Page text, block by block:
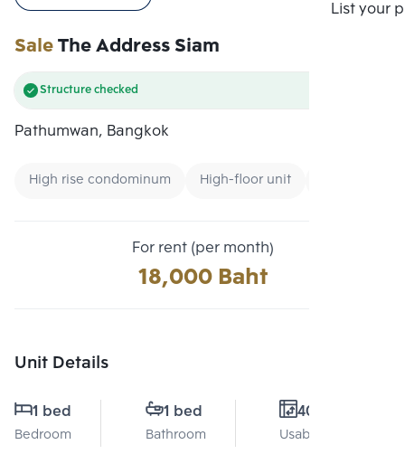
List your
SaleThe Address Siam
Structure checked
Pathumwan, Bangkok
High rise condominum High-floor unit
For rent (per month)
18,000 Baht
Unit Details
1 bed
Bedroom
1 bed
Bathroom
40 Sq.m.
Usable area